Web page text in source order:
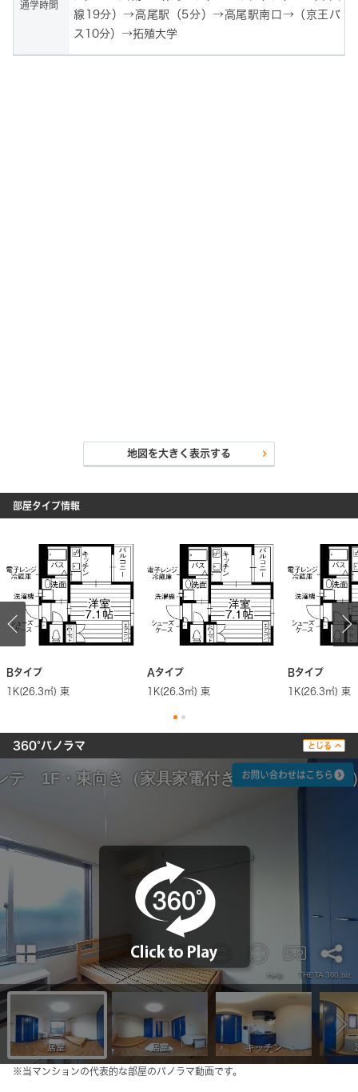
通学時間
線19分）→高尾駅（5分）→高尾駅南口→（京王バ
ス10分）→拓殖大学
chevron_right
地図を大きく表示する
部屋タイプ情報
Bタイプ
1K(26.3㎡) 東
Aタイプ
1K(26.3㎡) 東
Bタイプ
1K(26.3㎡) 東
360°パノラマ とじる keyboard_arrow_up
※当マンションの代表的な部屋のパノラマ動画です。